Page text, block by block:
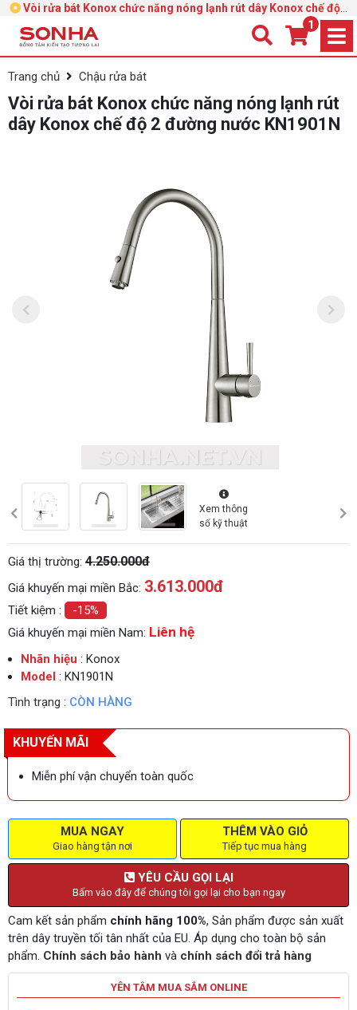
Vòi rửa bát Konox chức năng nóng lạnh rút dây Konox chế độ 2
đường nước KN1901N
1
Trang chủ Chậu rửa bát
Vòi rửa bát Konox chức năng nóng lạnh rút
dây Konox chế độ 2 đường nước KN1901N
Xem thông
số kỹ thuật
Giá thị trường: 4.250.000đ
Giá khuyến mại miền Bắc: 3.613.000đ
Tiết kiệm :
-15%
Giá khuyến mại miền Nam: Liên hệ
Nhãn hiệu : Konox
Model : KN1901N
Tình trạng : CÒN HÀNG
KHUYẾN MÃI
Miễn phí vận chuyển toàn quốc
MUA NGAY
Giao hàng tận nơi
THÊM VÀO GIỎ
Tiếp tục mua hàng
YÊU CẦU GỌI LẠI
Bấm vào đây để chúng tôi gọi lại cho bạn ngay
Cam kết sản phẩm chính hãng 100%, Sản phẩm được sản xuất
trên dây truyền tối tân nhất của EU. Áp dụng cho toàn bộ sản
phẩm. Chính sách bảo hành và chính sách đổi trả hàng
YÊN TÂM MUA SẮM ONLINE